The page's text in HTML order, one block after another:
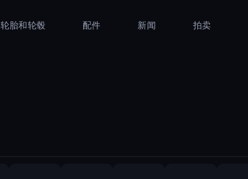
轮胎和轮毂 配件 新闻 拍卖